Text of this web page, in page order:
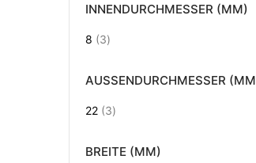
INNENDURCHMESSER (MM)
8 3Artikel
AUSSENDURCHMESSER (MM)
22 3Artikel
BREITE (MM)